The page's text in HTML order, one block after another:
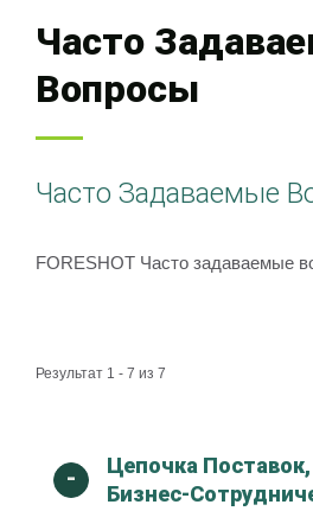
Часто
Вопросы
Часто Задаваемые
FORESHOT Часто задаваемые
Результат 1 - 7 из 7
Цепочка
Бизнес-